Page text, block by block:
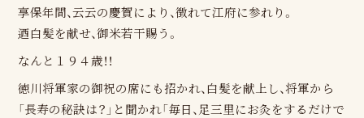
享保年間、云云の慶賀により、徴れて江府に参れり。
迺白髪を献せ、御米若干賜う。
なんと１９４歳！！
徳川将軍家の御祝の席にも招かれ、白髪を献上し、将軍から
「長寿の秘訣は？」と聞かれ「毎日、足三里にお灸をするだけで